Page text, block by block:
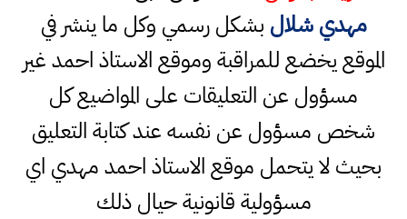
مهدي شلال بشكل رسمي وكل ما ينشر في
الموقع يخضع للمراقبة وموقع الاستاذ احمد غير
مسؤول عن التعليقات على المواضيع كل
شخص مسؤول عن نفسه عند كتابة التعليق
بحيث لا يتحمل موقع الاستاذ احمد مهدي اي
مسؤولية قانونية حيال ذلك